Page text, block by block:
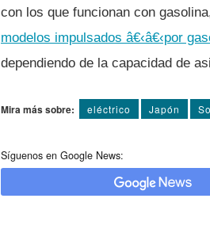
con los que funcionan con
modelos impulsados â€‹â€‹por
dependiendo de la capacidad de
Mira más sobre: eléctrico Japón
Síguenos en Google News: